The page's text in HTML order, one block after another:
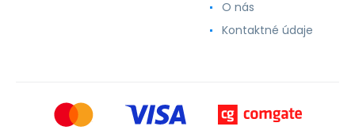
O nás
Kontaktné údaje